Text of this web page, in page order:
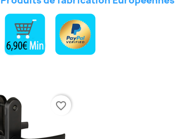
favorite_border